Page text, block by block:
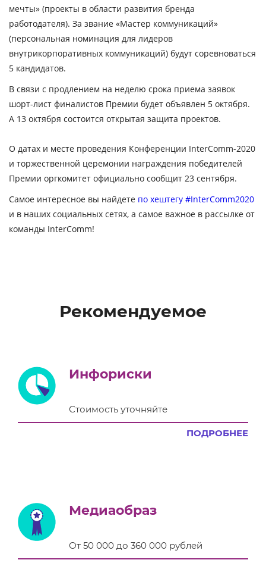
мечты» (проекты в области развития бренда
работодателя). За звание «Мастер коммуникаций»
(персональная номинация для лидеров
внутрикорпоративных коммуникаций) будут соревноваться
5 кандидатов.
В связи с продлением на неделю срока приема заявок
шорт-лист финалистов Премии будет объявлен 5 октября.
А 13 октября состоится открытая защита проектов.
О датах и месте проведения Конференции InterComm-2020
и торжественной церемонии награждения победителей
Премии оргкомитет официально сообщит 23 сентября.
Самое интересное вы найдете по хештегу #InterComm2020
и в наших социальных сетях, а самое важное в рассылке от
команды InterComm!
Рекомендуемое
Инфориски
Стоимость уточняйте
ПОДРОБНЕЕ
Медиаобраз
От 50 000 до 360 000 рублей